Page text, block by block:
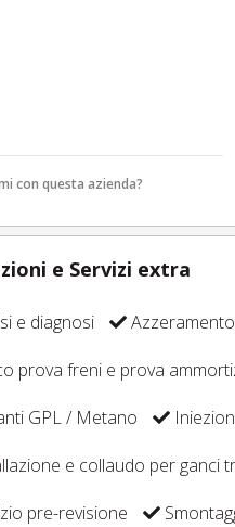
con questa azienda?
e Servizi extra
e diagnosi
prova freni e prova
GPL / Metano
e collaudo per ganci
pre-revisione